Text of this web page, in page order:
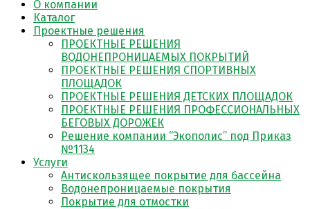
О компании
Каталог
Проектные решения
ПРОЕКТНЫЕ РЕШЕНИЯ
ВОДОНЕПРОНИЦАЕМЫХ ПОКРЫТИЙ
ПРОЕКТНЫЕ РЕШЕНИЯ СПОРТИВНЫХ
ПЛОЩАДОК
ПРОЕКТНЫЕ РЕШЕНИЯ ДЕТСКИХ ПЛОЩАДОК
ПРОЕКТНЫЕ РЕШЕНИЯ ПРОФЕССИОНАЛЬНЫХ
БЕГОВЫХ ДОРОЖЕК
Решение компании “Экополис” под Приказ
№1134
Услуги
Антискользящее покрытие для бассейна
Водонепроницаемые покрытия
Покрытие для отмостки